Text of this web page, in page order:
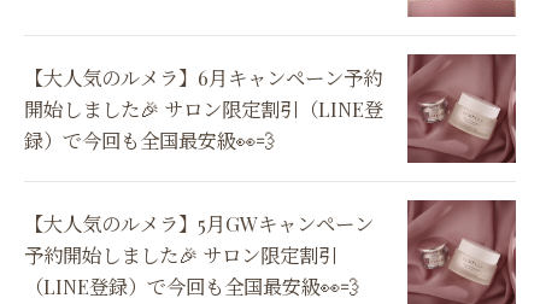
【大人気のルメラ】6月キャンペーン予約
開始しました🎉 サロン限定割引（LINE登
録）で今回も全国最安級👀💨
【大人気のルメラ】5月GWキャンペーン
予約開始しました🎉 サロン限定割引
（LINE登録）で今回も全国最安級👀💨